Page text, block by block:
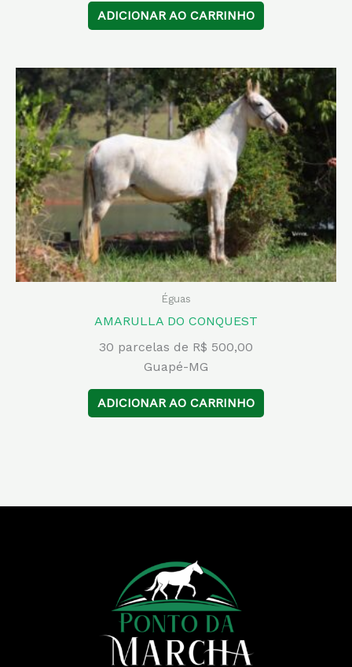
ADICIONAR AO CARRINHO
Éguas
AMARULLA DO CONQUEST
30 parcelas de R$ 500,00
Guapé-MG
ADICIONAR AO CARRINHO